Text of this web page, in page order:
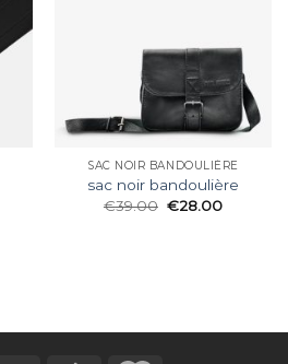
SAC NOIR BANDOULIÈRE
sac noir bandoulière
€39.00 €28.00